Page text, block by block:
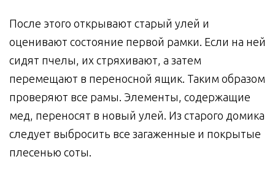
После этого открывают старый улей и
оценивают состояние первой рамки. Если на ней
сидят пчелы, их стряхивают, а затем
перемещают в переносной ящик. Таким образом
проверяют все рамы. Элементы, содержащие
мед, переносят в новый улей. Из старого домика
следует выбросить все загаженные и покрытые
плесенью соты.